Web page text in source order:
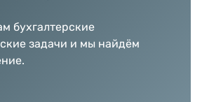
бухгалтерские
задачи и мы найдём